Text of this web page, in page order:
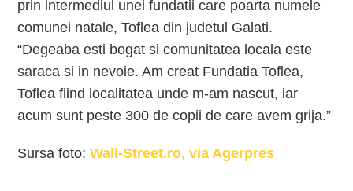
prin intermediul unei fundatii care poarta numele
comunei natale, Toflea din judetul Galati.
“Degeaba esti bogat si comunitatea locala este
saraca si in nevoie. Am creat Fundatia Toflea,
Toflea fiind localitatea unde m-am nascut, iar
acum sunt peste 300 de copii de care avem grija.”
Sursa foto:Wall-Street.ro, via Agerpres